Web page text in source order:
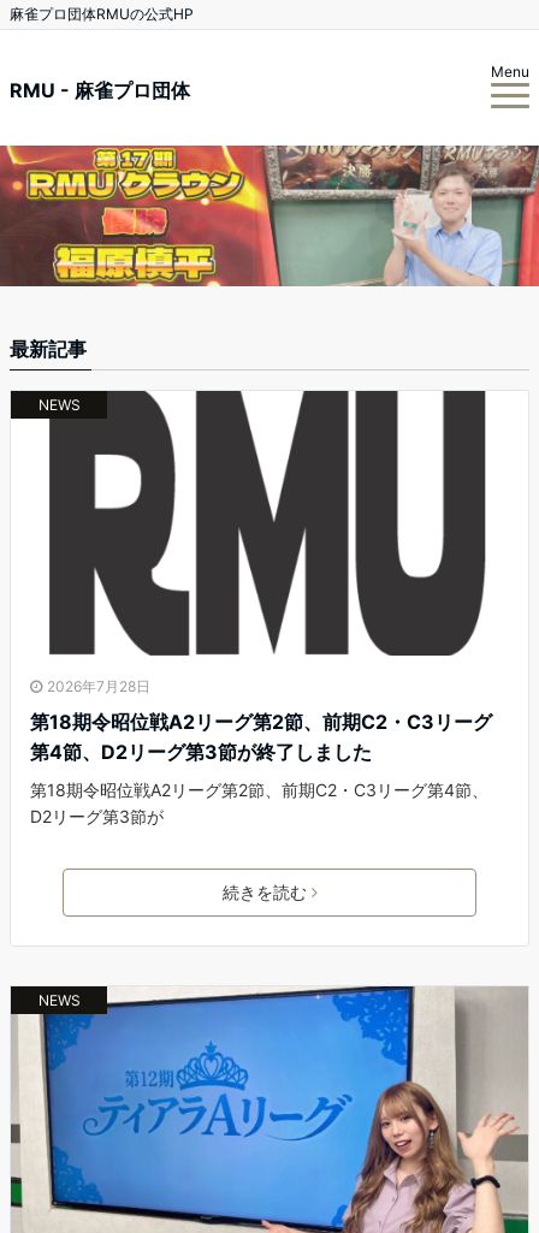
麻雀プロ団体RMUの公式HP
RMU - 麻雀プロ団体
Menu
最新記事
NEWS
2026年7月28日
第18期令昭位戦A2リーグ第2節、前期C2・C3リーグ
第4節、D2リーグ第3節が終了しました
第18期令昭位戦A2リーグ第2節、前期C2・C3リーグ第4節、
D2リーグ第3節が
続きを読む
NEWS